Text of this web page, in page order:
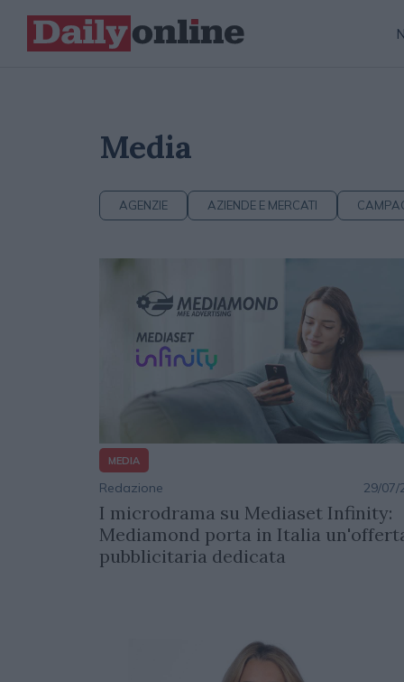
Media
AGENZIE AZIENDE E MERCATI
MEDIA
Redazione 29/07/
I microdrama su Mediaset Infinity:
Mediamond porta in Italia
pubblicitaria dedicata